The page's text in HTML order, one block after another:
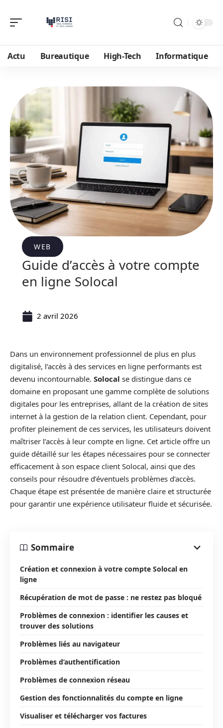
Actu Bureautique High-Tech Informatique
WEB
Guide d’accès à votre compte
en ligne Solocal
2 avril 2026
Dans un environnement professionnel de plus en plus
digitalisé, l’accès à des services en ligne performants est
devenu incontournable. Solocal se distingue dans ce
domaine en proposant une gamme complète de solutions
digitales pour les entreprises, allant de la création de sites
internet à la gestion de la relation client. Cependant, pour
profiter pleinement de ces services, les utilisateurs doivent
maîtriser l’accès à leur compte en ligne. Cet article offre un
guide détaillé sur les étapes nécessaires pour se connecter
efficacement à son espace client Solocal, ainsi que des
conseils pour résoudre d’éventuels problèmes d’accès.
Chaque étape est présentée de manière claire et structurée
pour garantir une expérience utilisateur fluide et sécurisée.
Sommaire
Création et connexion à votre compte Solocal en
ligne
Récupération de mot de passe : ne restez pas bloqué
Problèmes de connexion : identifier les causes et
trouver des solutions
Problèmes liés au navigateur
Problèmes d’authentification
Problèmes de connexion réseau
Gestion des fonctionnalités du compte en ligne
Visualiser et télécharger vos factures